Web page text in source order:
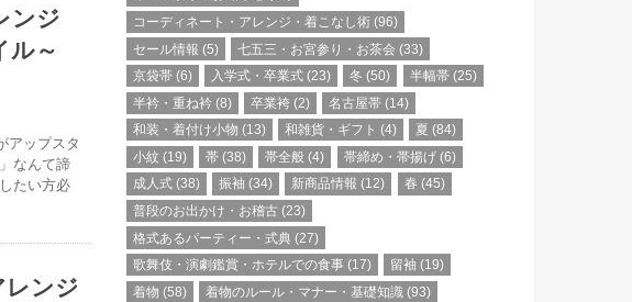
ンジ
ル～
アップスタ
なんて諦
たい方必
レンジ
コーディネート・アレンジ・着こなし術 (96)
セール情報 (5) 七五三・お宮参り・お茶会 (33)
京袋帯 (6) 入学式・卒業式 (23) 冬 (50) 半幅帯(25)
半衿・重ね衿 (8) 卒業袴 (2) 名古屋帯 (14)
和装・着付け小物 (13) 和雑貨・ギフト (4) 夏 (84)
小紋 (19) 帯 (38) 帯全般 (4) 帯締め・帯揚げ(6)
成人式 (38) 振袖 (34) 新商品情報 (12) 春 (45)
普段のお出かけ・お稽古 (23)
格式あるパーティー・式典 (27)
歌舞伎・演劇鑑賞・ホテルでの食事 (17) 留袖 (19)
着物 (58) 着物のルール・マナー・基礎知識 (93)